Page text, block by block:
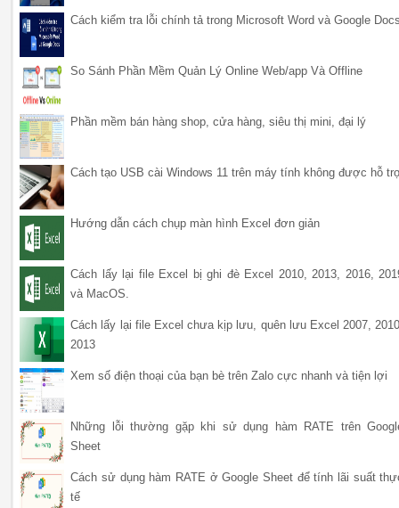
Cách kiểm tra lỗi chính tả trong Microsoft Word và Google
So Sánh Phần Mềm Quản Lý Online Web/app Và Offline
Phần mềm bán hàng shop, cửa hàng, siêu thị mini, đại lý
Cách tạo USB cài Windows 11 trên máy tính không được hỗ
Hướng dẫn cách chụp màn hình Excel đơn giản
Cách lấy lại file Excel bị ghi đè Excel 2010, 2013, 2016,
và MacOS.
Cách lấy lại file Excel chưa kịp lưu, quên lưu Excel 2007,
2013
Xem số điện thoại của bạn bè trên Zalo cực nhanh và tiện lợi
Những lỗi thường gặp khi sử dụng hàm RATE trên
Sheet
Cách sử dụng hàm RATE ở Google Sheet để tính lãi suất
tế